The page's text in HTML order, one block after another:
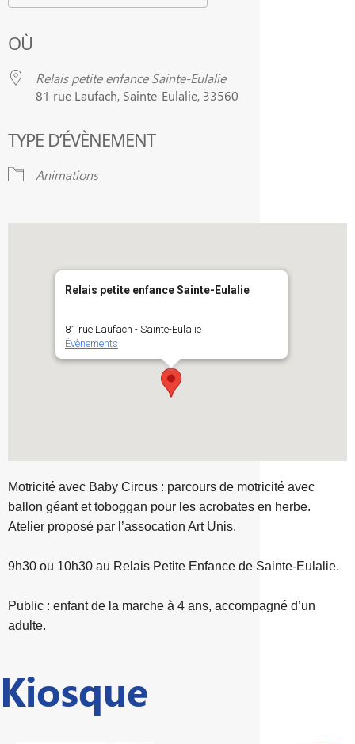
OÙ
Relais petite enfance Sainte-Eulalie
81 rue Laufach, Sainte-Eulalie, 33560
TYPE D’ÉVÈNEMENT
Animations
Relais petite enfance Sainte-Eulalie
81 rue Laufach - Sainte-Eulalie
Évènements
Motricité avec Baby Circus : parcours de motricité avec
ballon géant et toboggan pour les acrobates en herbe.
Atelier proposé par l’assocation Art Unis.
9h30 ou 10h30 au Relais Petite Enfance de Sainte-Eulalie.
Public : enfant de la marche à 4 ans, accompagné d’un
adulte.
Kiosque